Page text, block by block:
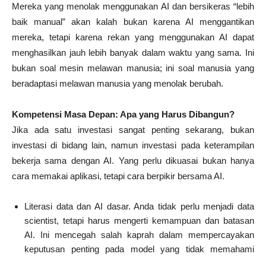
Mereka yang menolak menggunakan AI dan bersikeras “lebih
baik manual” akan kalah bukan karena AI menggantikan
mereka, tetapi karena rekan yang menggunakan AI dapat
menghasilkan jauh lebih banyak dalam waktu yang sama. Ini
bukan soal mesin melawan manusia; ini soal manusia yang
beradaptasi melawan manusia yang menolak berubah.
Kompetensi Masa Depan: Apa yang Harus Dibangun?
Jika ada satu investasi sangat penting sekarang, bukan
investasi di bidang lain, namun investasi pada keterampilan
bekerja sama dengan AI. Yang perlu dikuasai bukan hanya
cara memakai aplikasi, tetapi cara berpikir bersama AI.
Literasi data dan AI dasar. Anda tidak perlu menjadi data
scientist, tetapi harus mengerti kemampuan dan batasan
AI. Ini mencegah salah kaprah dalam mempercayakan
keputusan penting pada model yang tidak memahami